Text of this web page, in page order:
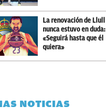
La renovación de Llull
nunca estuvo en duda:
«Seguirá hasta que él
quiera»
NOTICIAS